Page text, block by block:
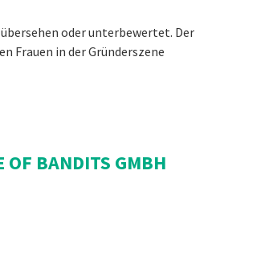
oder unterbewertet. Der
Frauen in der Gründerszene
OF BANDITS GMBH